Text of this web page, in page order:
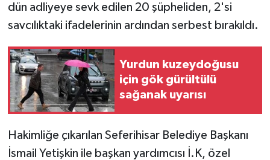
dün adliyeye sevk edilen 20 şüpheliden, 2'si
savcılıktaki ifadelerinin ardından serbest bırakıldı.
Yurdun kuzeydoğusu
için gök gürültülü
sağanak uyarısı
Hakimliğe çıkarılan Seferihisar Belediye Başkanı
İsmail Yetişkin ile başkan yardımcısı İ.K, özel